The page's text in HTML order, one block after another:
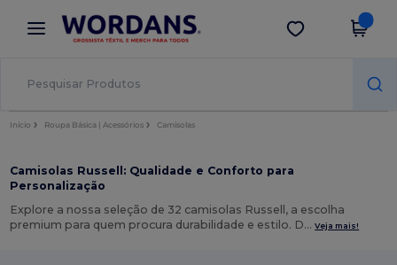
× App Wordans
Melhores preços na app!
Obter app
Início Roupa Básica | Acessórios Camisolas
Camisolas Russell: Qualidade e Conforto para
Personalização
Explore a nossa seleção de 32 camisolas Russell, a escolha
premium para quem procura durabilidade e estilo. D…Veja mais!